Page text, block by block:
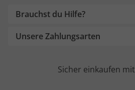
Brauchst du Hilfe?
Unsere Zahlungsarten
Sicher einkaufen mit